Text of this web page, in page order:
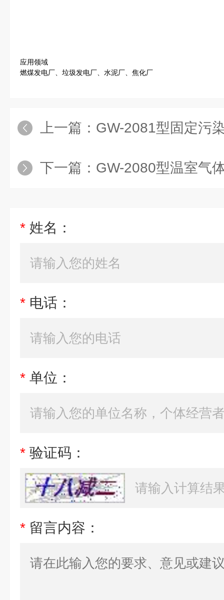
应用领域
燃煤发电厂、垃圾发电厂、水泥厂、焦化厂
上一篇： GW-2081型固定污染
下一篇： GW-2080型温室气体
* 姓名：
* 电话：
* 单位：
* 验证码：
* 留言内容：